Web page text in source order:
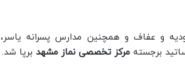
و عفاف و همچنین مدارس پسرانه یاسر،
برجسته مرکز تخصصی نماز مشهد برپا شد.